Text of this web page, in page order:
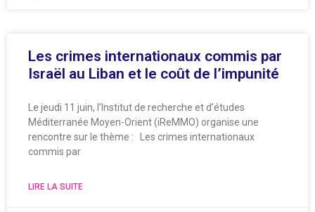
Les crimes internationaux commis par
Israël au Liban et le coût de l’impunité
Le jeudi 11 juin, l’Institut de recherche et d’études
Méditerranée Moyen-Orient (iReMMO) organise une
rencontre sur le thème : Les crimes internationaux
commis par
LIRE LA SUITE